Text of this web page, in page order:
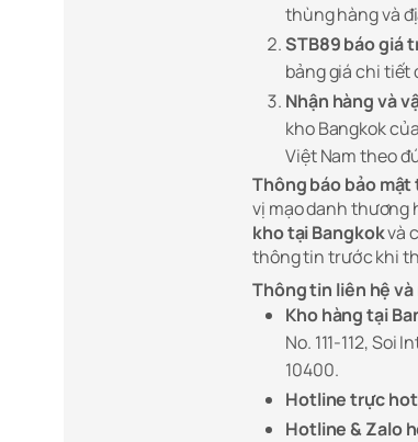
thùng hàng và
STB89 báo giá
bảng giá chi tiết
Nhận hàng và
kho Bangkok
Việt Nam theo
Thông báo bảo mật
vị mạo danh thương
kho tại Bangkokvà
thông tin trước khi
Thông tin liên hệ
Kho hàng tại
No. 111-112, Soi
10400.
Hotline trực
Hotline & Zalo